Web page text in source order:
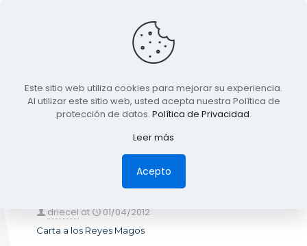
BLOG
TODA LA INFORMACIÓN
Tags Authors
driecel at 01/04/2012
Carta a los Reyes Magos
Este sitio web utiliza cookies para mejorar su experiencia.
Al utilizar este sitio web, usted acepta nuestra Política de
protección de datos. Política de Privacidad.
Leer más
Acepto